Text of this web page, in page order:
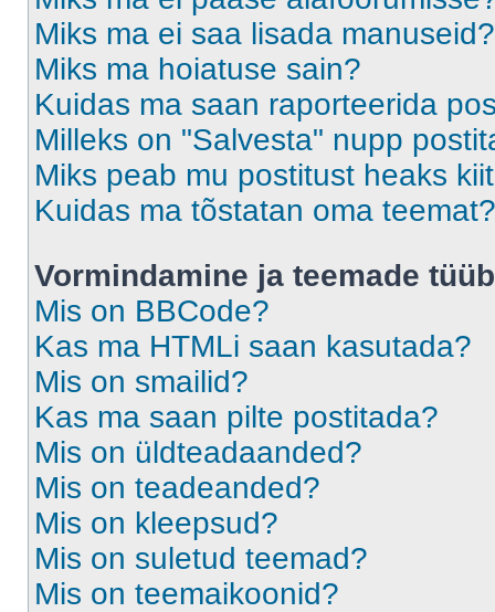
Miks ma ei saa lisada manuseid?
Miks ma hoiatuse sain?
Kuidas ma saan raporteerida
Milleks on "Salvesta" nupp
Miks peab mu postitust heaks
Kuidas ma tõstatan oma teemat?
Vormindamine ja teemade
Mis on BBCode?
Kas ma HTMLi saan kasutada?
Mis on smailid?
Kas ma saan pilte postitada?
Mis on üldteadaanded?
Mis on teadeanded?
Mis on kleepsud?
Mis on suletud teemad?
Mis on teemaikoonid?